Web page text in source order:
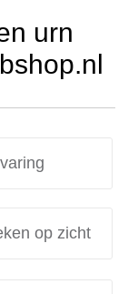
urn
op zicht